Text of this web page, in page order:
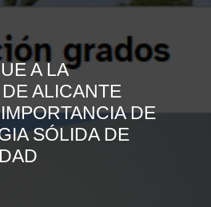
A LA
ALICANTE
DE
SÓLIDA DE